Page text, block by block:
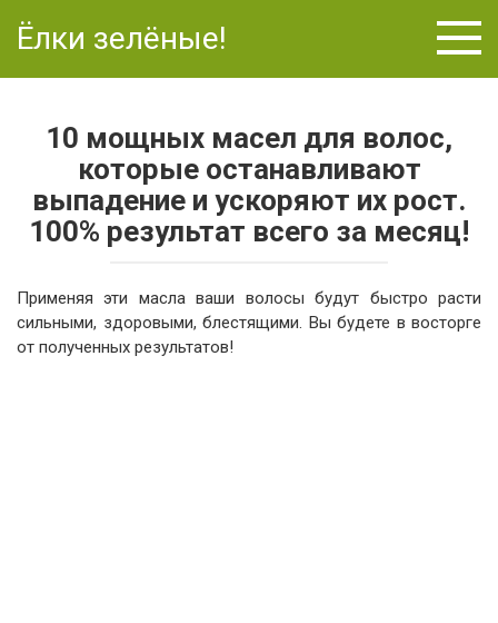
Ёлки зелёные!
10 мощных масел для волос,
которые останавливают
выпадение и ускоряют их рост.
100% результат всего за месяц!
Применяя эти масла ваши волосы будут быстро расти
сильными, здоровыми, блестящими. Вы будете в восторге
от полученных результатов!